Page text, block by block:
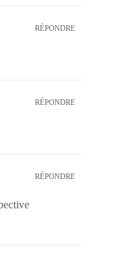
RÉPONDRE
RÉPONDRE
RÉPONDRE